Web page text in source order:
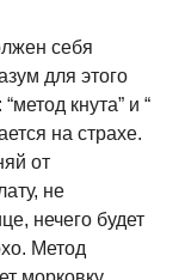
себя
для этого
кнута” и “
на страхе.
от
не
нечего будет
Метод